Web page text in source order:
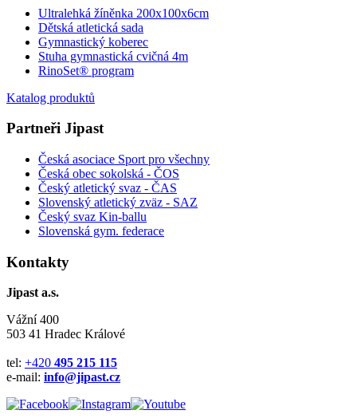
Ultralehká žíněnka 200x100x6cm
Dětská atletická sada
Gymnastický koberec
Stuha gymnastická cvičná 4m
RinoSet® program
Katalog produktů
Partneři Jipast
Česká asociace Sport pro všechny
Česká obec sokolská - ČOS
Český atletický svaz - ČAS
Slovenský atletický zväz - SAZ
Český svaz Kin-ballu
Slovenská gym. federace
Kontakty
Jipast a.s.
Vážní 400
503 41 Hradec Králové
tel: +420 495 215 115
e-mail: info@jipast.cz